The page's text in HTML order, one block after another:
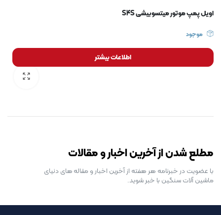
اویل پمپ موتور میتسوبیشی S4S
موجود
اطلاعات بیشتر
مطلع شدن از آخرین اخبار و مقالات
با عضویت در خبرنامه هر هفته از آخرین اخبار و مقاله های دنیای
ماشین آلات سنگین با خبر شوید.